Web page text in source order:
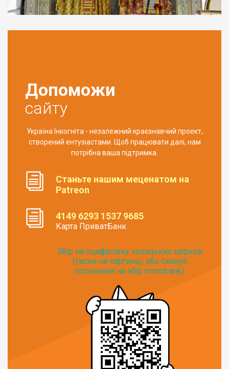
Допоможи
сайту
Україна Інкогніта - незалежний краєзнавчий проект,
створений ентузіастами. Щоб працювати далі, нам
потрібна ваша підтримка.
Станьте нашим меценатом на
Patreon
4149 6293 1537 9685
Карта ПриватБанк
Збір на оцифровку козацьких церков
(тисни на картинці, або скануй
посилання на збір monobank):